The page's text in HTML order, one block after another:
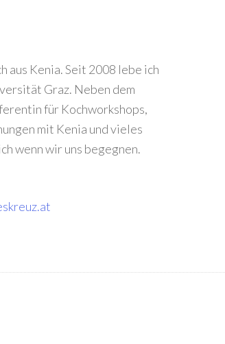
aus Kenia. Seit 2008 lebe ich
Graz. Neben dem
für Kochworkshops,
mit Kenia und vieles
wenn wir uns begegnen.